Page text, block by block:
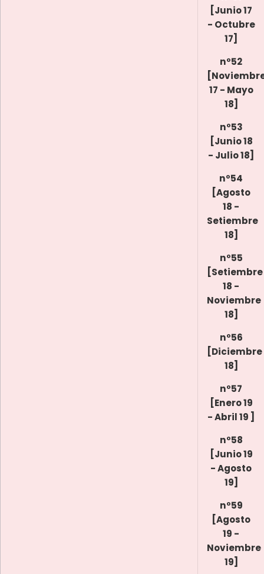
[Junio 17
- Octubre
17]
nº52
17 - Mayo
18]
nº53
[Junio 18
- Julio 18]
nº54
[Agosto
18 -
Setiembre
18]
nº55
[Setiembre
18 -
Noviembre
18]
nº56
[Diciembre
18]
nº57
[Enero 19
- Abril 19 ]
nº58
[Junio 19
- Agosto
19]
nº59
[Agosto
19 -
Noviembre
19]